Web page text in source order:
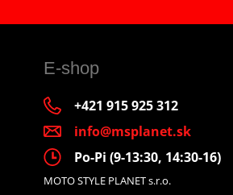
E-shop
+421 915 925 312
info@msplanet.sk
Po-Pi (9-13:30, 14:30-16)
MOTO STYLE PLANET s.r.o.